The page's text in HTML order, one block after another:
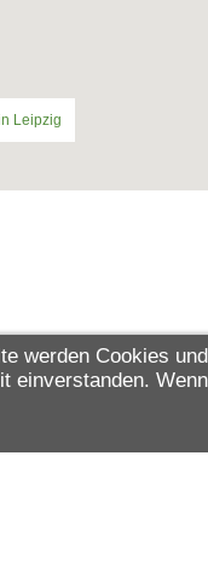
Leipzig
wird mitfinanziert durch
werden Cookies